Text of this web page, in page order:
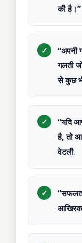
की
“अपनी
गलती
से कुछ
“यदि
है, तो
वेटली